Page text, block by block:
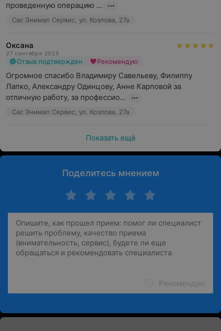
проведенную операцию ...
Сас Энимал Сервис, ул. Козлова, 27а
Оксана
27 сентября 2025
Отзыв подтвержден Рекомендую
Огромное спасибо Владимиру Савельеву, Филиппу
Лапко, Александру Одинцову, Анне Карповой за
отличную работу, за профессио...
Сас Энимал Сервис, ул. Козлова, 27а
Показать ещё
Поделитесь мнением
Рекомендую